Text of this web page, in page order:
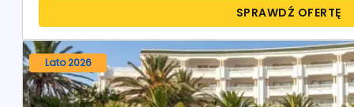
SPRAWDŹ OFERTĘ
Lato 2026